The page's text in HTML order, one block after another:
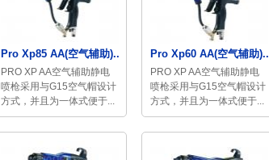
Pro Xp85 AA(空气辅助)...
PRO XP AA空气辅助静电
喷枪采用与G15空气帽设计
方式，并且为一体式便于...
Pro Xp60 AA(空气辅助)...
PRO XP AA空气辅助静电
喷枪采用与G15空气帽设计
方式，并且为一体式便于...